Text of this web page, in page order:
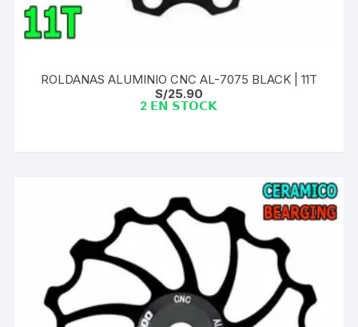
ROLDANAS ALUMINIO CNC AL-7075 BLACK | 11T
S/25.90
2 𝗘𝗡 𝗦𝗧𝗢𝗖𝗞